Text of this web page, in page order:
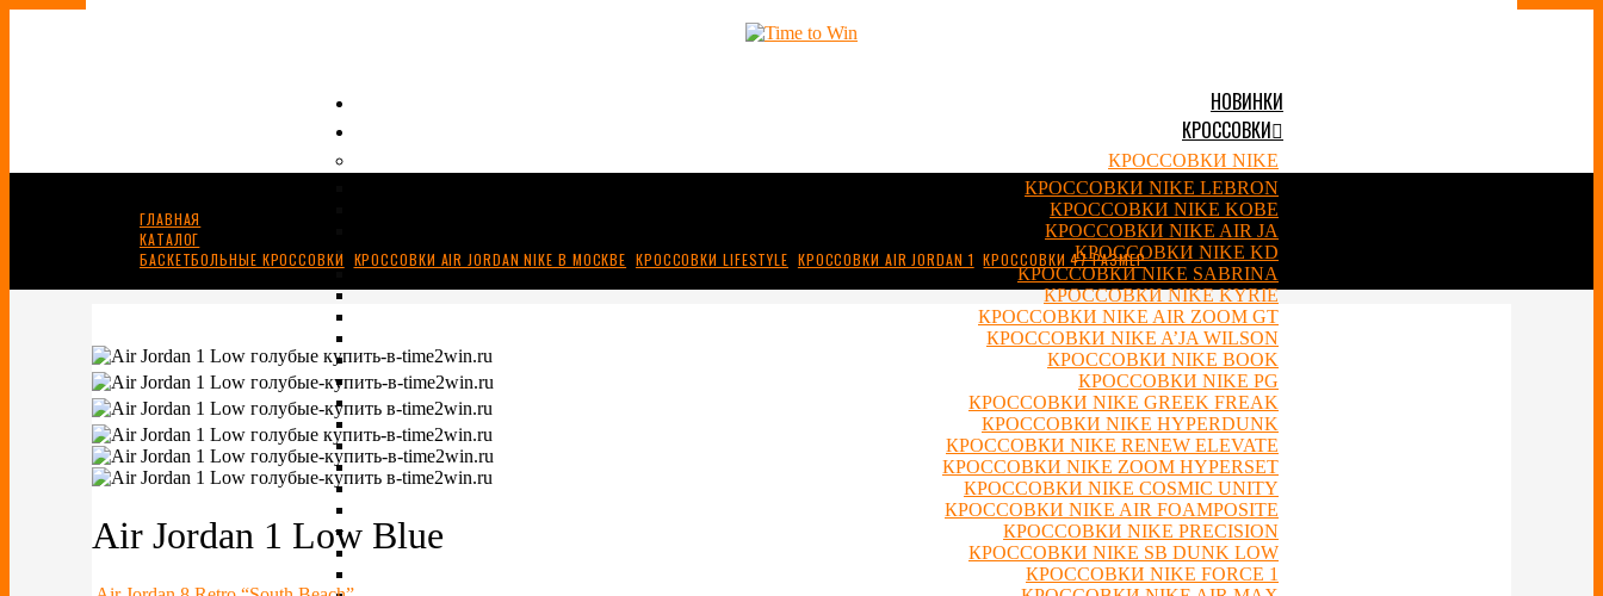
НОВИНКИ
КРОССОВКИ
КРОССОВКИ NIKE
КРОССОВКИ NIKE LEBRON
КРОССОВКИ NIKE KOBE
КРОССОВКИ NIKE AIR JA
КРОССОВКИ NIKE KD
КРОССОВКИ NIKE SABRINA
КРОССОВКИ NIKE KYRIE
КРОССОВКИ NIKE AIR ZOOM GT
КРОССОВКИ NIKE A’JA WILSON
КРОССОВКИ NIKE BOOK
КРОССОВКИ NIKE PG
КРОССОВКИ NIKE GREEK FREAK
КРОССОВКИ NIKE HYPERDUNK
КРОССОВКИ NIKE RENEW ELEVATE
КРОССОВКИ NIKE ZOOM HYPERSET
КРОССОВКИ NIKE COSMIC UNITY
КРОССОВКИ NIKE AIR FOAMPOSITE
КРОССОВКИ NIKE PRECISION
КРОССОВКИ NIKE SB DUNK LOW
КРОССОВКИ NIKE FORCE 1
ГЛАВНАЯ
КАТАЛОГ
БАСКЕТБОЛЬНЫЕ КРОССОВКИ КРОССОВКИ AIR JORDAN NIKE В МОСКВЕ КРОССОВКИ LIFESTYLE КРОССОВКИ AIR JORDAN 1 ,КРОССОВКИ 47 РАЗМЕР
Air Jordan 1 Low Blue